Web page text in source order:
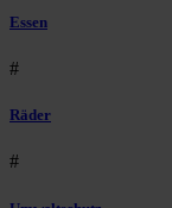
Essen
#
Räder
#